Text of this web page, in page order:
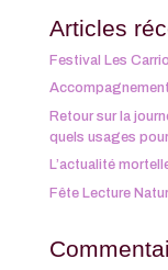
Articles
Festival Les
Retour sur la
quels usages
L’actualité
Fête Lecture